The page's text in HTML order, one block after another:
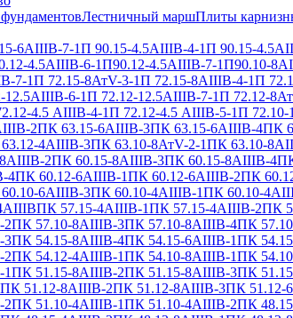
Лестничный маршПлиты
6АIIIВ-7-1П 90.15-4.5АIIIВ-4-1П 90.15-
4.5АIIIВ-6-1П90.12-4.5АIIIВ-7-1П90.10-
7-1П 72.15-8АтV-3-1П 72.15-8АIIIВ-4-1П
12.5АIIIВ-6-1П 72.12-12.5АIIIВ-7-1П 72.12-
4.5 АIIIВ-4-1П 72.12-4.5 АIIIВ-5-1П 72.10-
2ПК 63.15-6АIIIВ-3ПК 63.15-6АIIIВ-4ПК
4АIIIВ-3ПК 63.10-8АтV-2-1ПК 63.10-
2ПК 60.15-8АIIIВ-3ПК 60.15-8АIIIВ-4
4ПК 60.12-6АIIIВ-1ПК 60.12-6АIIIВ-2ПК
6АIIIВ-3ПК 60.10-4АIIIВ-1ПК 60.10-
ПК 57.15-4АIIIВ-1ПК 57.15-4АIIIВ-2ПК
2ПК 57.10-8АIIIВ-3ПК 57.10-8АIIIВ-4ПК
3ПК 54.15-8АIIIВ-4ПК 54.15-6АIIIВ-1ПК
2ПК 54.12-4АIIIВ-1ПК 54.10-8АIIIВ-1ПК
ПК 51.15-8АIIIВ-2ПК 51.15-8АIIIВ-3ПК
ПК 51.12-8АIIIВ-2ПК 51.12-8АIIIВ-3ПК 51.12-
2ПК 51.10-4АIIIВ-1ПК 51.10-4АIIIВ-2ПК